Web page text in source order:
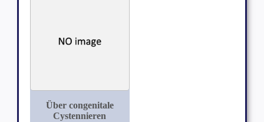
Über congenitale
Cystennieren